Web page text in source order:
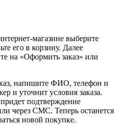
магазине выберите
его в корзину. Далее
на «Оформить заказ» или
напишите ФИО, телефон и
и уточнит условия заказа.
подтверждение
через СМС. Теперь останется
новой покупке.